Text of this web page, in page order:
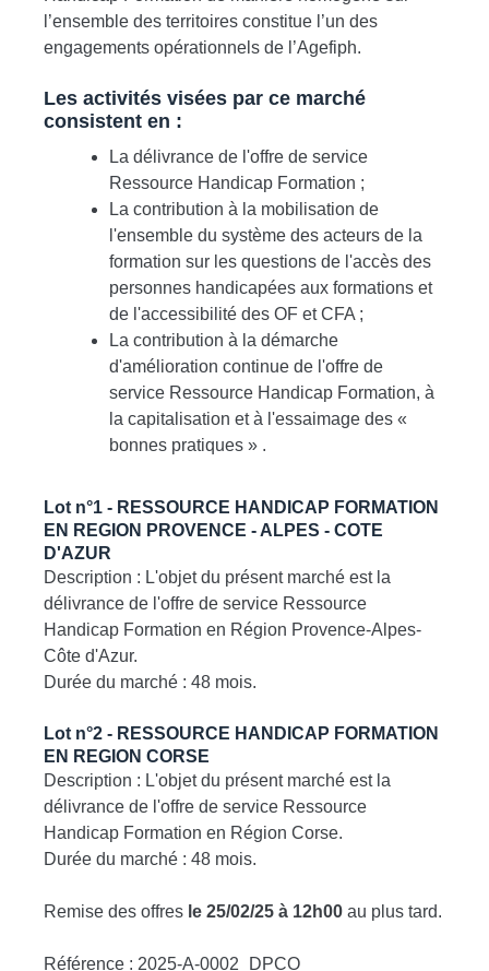
l’ensemble des territoires constitue l’un des
engagements opérationnels de l’Agefiph.
Les activités visées par ce marché
consistent en :
La délivrance de l'offre de service
Ressource Handicap Formation ;
La contribution à la mobilisation de
l'ensemble du système des acteurs de la
formation sur les questions de l'accès des
personnes handicapées aux formations et
de l'accessibilité des OF et CFA ;
La contribution à la démarche
d'amélioration continue de l'offre de
service Ressource Handicap Formation, à
la capitalisation et à l'essaimage des «
bonnes pratiques » .
Lot n°1 - RESSOURCE HANDICAP FORMATION
EN REGION PROVENCE - ALPES - COTE
D'AZUR
Description : L'objet du présent marché est la
délivrance de l'offre de service Ressource
Handicap Formation en Région Provence-Alpes-
Côte d'Azur.
Durée du marché : 48 mois.
Lot n°2 - RESSOURCE HANDICAP FORMATION
EN REGION CORSE
Description : L'objet du présent marché est la
délivrance de l'offre de service Ressource
Handicap Formation en Région Corse.
Durée du marché : 48 mois.
Remise des offres le 25/02/25 à 12h00 au plus tard.
Référence : 2025-A-0002_DPCO